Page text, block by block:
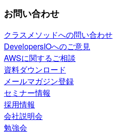
お問い合わせ
クラスメソッドへの問い合わせ
DevelopersIOへのご意見
AWSに関するご相談
資料ダウンロード
メールマガジン登録
セミナー情報
採用情報
会社説明会
勉強会